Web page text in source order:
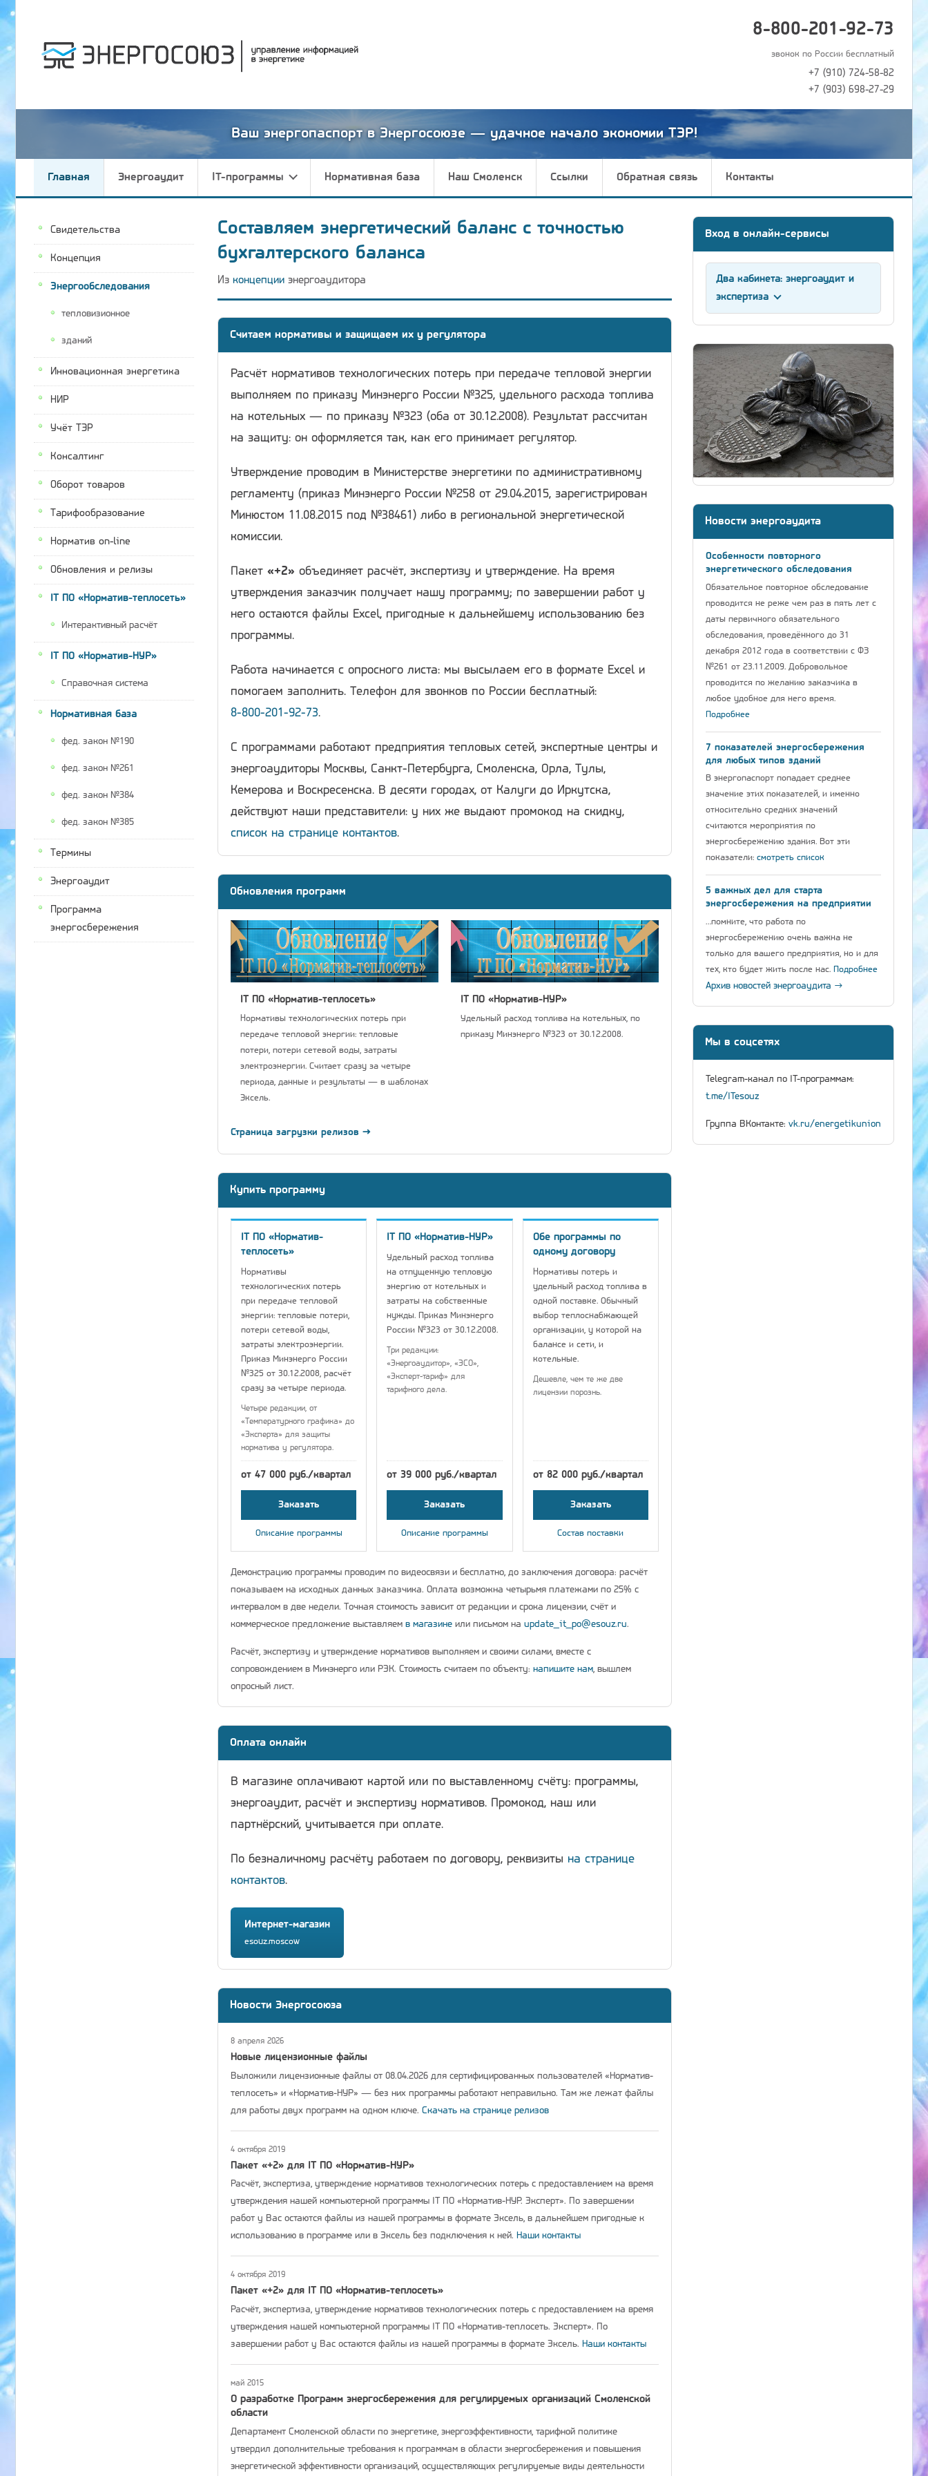
8-800-201-92-73
звонок по России бесплатный
+7 (910) 724-58-82
+7 (903) 698-27-29
Ваш энергопаспорт в Энергосоюзе — удачное начало экономии ТЭР!
Главная Энергоаудит IT-программы Нормативная база Наш Смоленск Ссылки Обратная связь Контакты
Свидетельства
Концепция
Энергообследования
тепловизионное
зданий
Инновационная энергетика
НИР
Учёт ТЭР
Консалтинг
Оборот товаров
Тарифообразование
Норматив on-line
Обновления и релизы
IT ПО «Норматив-теплосеть»
Интерактивный расчёт
IT ПО «Норматив-НУР»
Справочная система
Нормативная база
фед. закон №190
фед. закон №261
фед. закон №384
фед. закон №385
Термины
Энергоаудит
Программа
энергосбережения
Составляем энергетический баланс с точностью
бухгалтерского баланса
Из концепции энергоаудитора
Считаем нормативы и защищаем их у регулятора
Расчёт нормативов технологических потерь при передаче тепловой энергии
выполняем по приказу Минэнерго России №325, удельного расхода топлива
на котельных — по приказу №323 (оба от 30.12.2008). Результат рассчитан
на защиту: он оформляется так, как его принимает регулятор.
Утверждение проводим в Министерстве энергетики по административному
регламенту (приказ Минэнерго России №258 от 29.04.2015, зарегистрирован
Минюстом 11.08.2015 под №38461) либо в региональной энергетической
комиссии.
Пакет «+2» объединяет расчёт, экспертизу и утверждение. На время
утверждения заказчик получает нашу программу; по завершении работ у
него остаются файлы Excel, пригодные к дальнейшему использованию без
программы.
Работа начинается с опросного листа: мы высылаем его в формате Excel и
помогаем заполнить. Телефон для звонков по России бесплатный:
8-800-201-92-73.
С программами работают предприятия тепловых сетей, экспертные центры и
энергоаудиторы Москвы, Санкт-Петербурга, Смоленска, Орла, Тулы,
Кемерова и Воскресенска. В десяти городах, от Калуги до Иркутска,
действуют наши представители: у них же выдают промокод на скидку,
список на странице контактов.
Обновления программ
IT ПО «Норматив-теплосеть»
Нормативы технологических потерь при
передаче тепловой энергии: тепловые
потери, потери сетевой воды, затраты
электроэнергии. Считает сразу за четыре
периода, данные и результаты — в шаблонах
Эксель.
IT ПО «Норматив-НУР»
Удельный расход топлива на котельных, по
приказу Минэнерго №323 от 30.12.2008.
Страница загрузки релизов →
Купить программу
IT ПО «Норматив-
теплосеть»
Нормативы
технологических потерь
при передаче тепловой
энергии: тепловые потери,
потери сетевой воды,
затраты электроэнергии.
Приказ Минэнерго России
№325 от 30.12.2008, расчёт
сразу за четыре периода.
Четыре редакции, от
«Температурного графика» до
«Эксперта» для защиты
норматива у регулятора.
от 47 000 руб./квартал
Заказать
Описание программы
IT ПО «Норматив-НУР»
Удельный расход топлива
на отпущенную тепловую
энергию от котельных и
затраты на собственные
нужды. Приказ Минэнерго
России №323 от 30.12.2008.
Три редакции:
«Энергоаудитор», «ЭСО»,
«Эксперт-тариф» для
тарифного дела.
от 39 000 руб./квартал
Заказать
Описание программы
Обе программы по
одному договору
Нормативы потерь и
удельный расход топлива в
одной поставке. Обычный
выбор теплоснабжающей
организации, у которой на
балансе и сети, и
котельные.
Дешевле, чем те же две
лицензии порознь.
от 82 000 руб./квартал
Заказать
Состав поставки
Демонстрацию программы проводим по видеосвязи и бесплатно, до заключения договора: расчёт
показываем на исходных данных заказчика. Оплата возможна четырьмя платежами по 25% с
интервалом в две недели. Точная стоимость зависит от редакции и срока лицензии, счёт и
коммерческое предложение выставляем в магазине или письмом на update_it_po@esouz.ru.
Расчёт, экспертизу и утверждение нормативов выполняем и своими силами, вместе с
сопровождением в Минэнерго или РЭК. Стоимость считаем по объекту: напишите нам, вышлем
опросный лист.
Оплата онлайн
В магазине оплачивают картой или по выставленному счёту: программы,
энергоаудит, расчёт и экспертизу нормативов. Промокод, наш или
партнёрский, учитывается при оплате.
По безналичному расчёту работаем по договору, реквизиты на странице
контактов.
Интернет-магазин
esouz.moscow
Новости Энергосоюза
8 апреля 2026
Новые лицензионные файлы
Выложили лицензионные файлы от 08.04.2026 для сертифицированных пользователей «Норматив-
теплосеть» и «Норматив-НУР» — без них программы работают неправильно. Там же лежат файлы
для работы двух программ на одном ключе. Скачать на странице релизов
4 октября 2019
Пакет «+2» для IT ПО «Норматив-НУР»
Расчёт, экспертиза, утверждение нормативов технологических потерь с предоставлением на время
утверждения нашей компьютерной программы IT ПО «Норматив-НУР. Эксперт». По завершении
работ у Вас остаются файлы из нашей программы в формате Эксель, в дальнейшем пригодные к
использованию в программе или в Эксель без подключения к ней. Наши контакты
4 октября 2019
Пакет «+2» для IT ПО «Норматив-теплосеть»
Расчёт, экспертиза, утверждение нормативов технологических потерь с предоставлением на время
утверждения нашей компьютерной программы IT ПО «Норматив-теплосеть. Эксперт». По
завершении работ у Вас остаются файлы из нашей программы в формате Эксель. Наши контакты
май 2015
О разработке Программ энергосбережения для регулируемых организаций Смоленской
области
Департамент Смоленской области по энергетике, энергоэффективности, тарифной политике
утвердил дополнительные требования к программам в области энергосбережения и повышения
энергетической эффективности организаций, осуществляющих регулируемые виды деятельности
Вход в онлайн-сервисы
Два кабинета: энергоаудит и
экспертиза
Новости энергоаудита
Особенности повторного
энергетического обследования
Обязательное повторное обследование
проводится не реже чем раз в пять лет с
даты первичного обязательного
обследования, проведённого до 31
декабря 2012 года в соответствии с ФЗ
№261 от 23.11.2009. Добровольное
проводится по желанию заказчика в
любое удобное для него время.
Подробнее
7 показателей энергосбережения
для любых типов зданий
В энергопаспорт попадает среднее
значение этих показателей, и именно
относительно средних значений
считаются мероприятия по
энергосбережению здания. Вот эти
показатели: смотреть список
5 важных дел для старта
энергосбережения на предприятии
…помните, что работа по
энергосбережению очень важна не
только для вашего предприятия, но и для
тех, кто будет жить после нас. Подробнее
Архив новостей энергоаудита →
Мы в соцсетях
Telegram-канал по IT-программам:
t.me/ITesouz
Группа ВКонтакте: vk.ru/energetikunion